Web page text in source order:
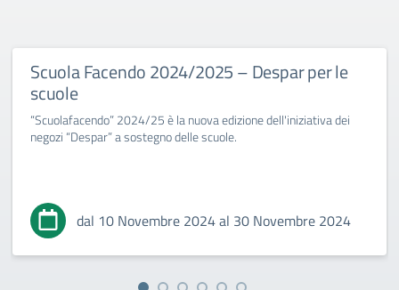
Scuola Facendo 2024/2025 – Despar per le
scuole
“Scuolafacendo” 2024/25 è la nuova edizione dell'iniziativa dei
negozi “Despar” a sostegno delle scuole.
dal 10 Novembre 2024 al 30 Novembre 2024